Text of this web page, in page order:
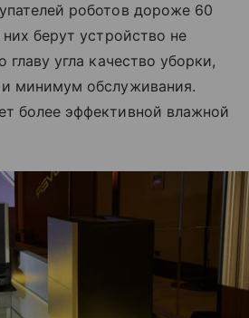
роботов дороже 60
берут устройство не
главу угла качество уборки,
минимум обслуживания.
более эффективной влажной